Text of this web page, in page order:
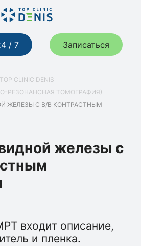
/ 7 Записаться
TOP CLINIC DENIS
РЕЗОНАНСНАЯ ТОМОГРАФИЯ)
ЖЕЛЕЗЫ С В/В КОНТРАСТНЫМ
железы с
входит описание,
и пленка.